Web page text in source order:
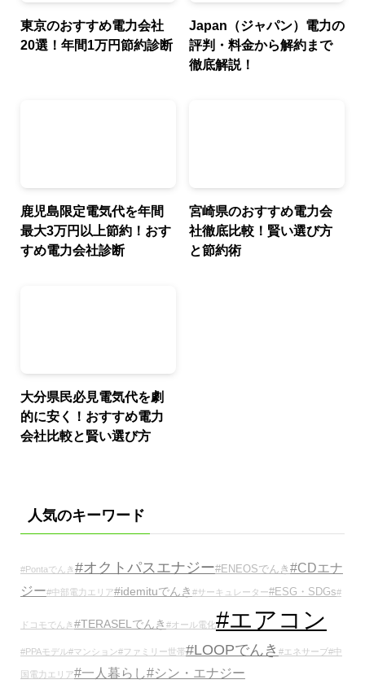
東京のおすすめ電力会社
20選！年間1万円節約診断
Japan（ジャパン）電力の
評判・料金から解約まで
徹底解説！
鹿児島限定電気代を年間
最大3万円以上節約！おす
すめ電力会社診断
宮崎県のおすすめ電力会
社徹底比較！賢い選び方
と節約術
大分県民必見電気代を劇
的に安く！おすすめ電力
会社比較と賢い選び方
人気のキーワード
#Pontaでんき #オクトパスエナジー#ENEOSでんき #CDエナ
ジー#中部電力エリア#idemituでんき #サーキュレーター#ESG・SDGs#
ドコモでんき #TERASELでんき #オール電化#エアコン
#PPAモデル#マンション#ファミリー世帯#LOOPでんき #エネサーブ#中
国電力エリア#一人暮らし#シン・エナジー